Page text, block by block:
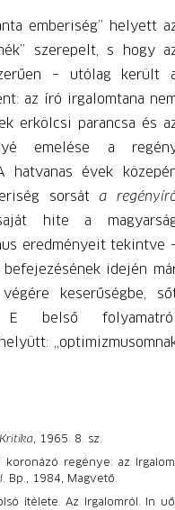
emberiség” helyett
szerepelt, s hogy
– utólag került
az író irgalomtana
erkölcsi parancsa és
emelése
a
hatvanas évek
sorsát a
hite a
eredményeit tekintve
idején
keserűségbe,
E belső
Kritika, 1965. 8. sz.
koronázó regénye: az
. Bp., 1984, Magvető.
ítélete. Az Irgalomról. In